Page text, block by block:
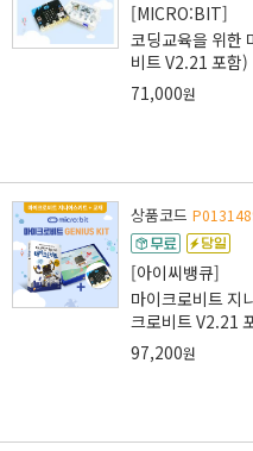
[MICRO:BIT]
코딩교육을 위한
비트 V2.21 포함)
71,000원
상품코드
[아이씨뱅큐]
마이크로비트 지
크로비트 V2.21
97,200원